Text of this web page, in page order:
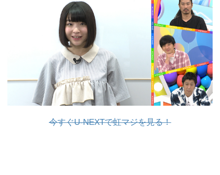
今すぐU-NEXTで虹マジを見る！